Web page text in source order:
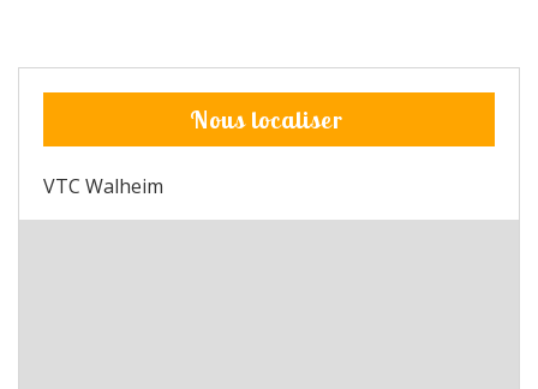
Nous localiser
VTC Walheim